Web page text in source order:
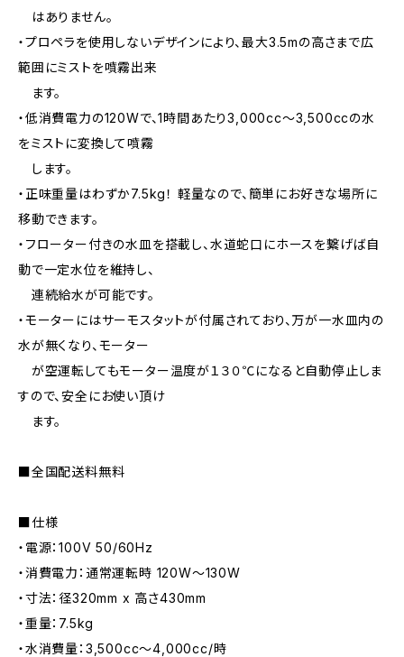
はありません。
・プロペラを使用しないデザインにより、最大3.5mの高さまで広
範囲にミストを噴霧出来
ます。
・低消費電力の120Wで、1時間あたり3,000cc〜3,500ccの水
をミストに変換して噴霧
します。
・正味重量はわずか7.5kg！ 軽量なので、簡単にお好きな場所に
移動できます。
・フローター付きの水皿を搭載し、水道蛇口にホースを繋げば自
動で一定水位を維持し、
連続給水が可能です。
・モーターにはサーモスタットが付属されており、万が一水皿内の
水が無くなり、モーター
が空運転してもモーター温度が１３０℃になると自動停止しま
すので、安全にお使い頂け
ます。
■全国配送料無料
■仕様
・電源：100V 50/60Hz
・消費電力：通常運転時 120W〜130W
・寸法：径320mm x 高さ430mm
・重量：7.5kg
・水消費量：3,500cc〜4,000cc/時